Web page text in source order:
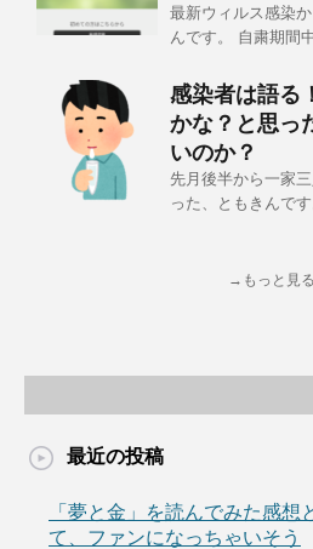
最新ウィルス感染
んです。 自粛期間
感染者は語る
かな？と思っ
いのか？
先月後半から一家
った、ともきんです
→もっと見る
最近の投稿
「夢と金」を読んでみた感
て、ファンになっちゃいそう